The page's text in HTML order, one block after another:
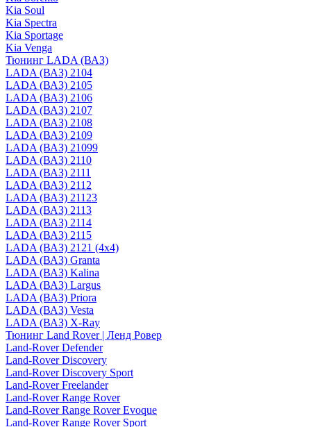
Kia Soul
Kia Spectra
Kia Sportage
Kia Venga
Тюнинг LADA (ВАЗ)
LADA (ВАЗ) 2104
LADA (ВАЗ) 2105
LADA (ВАЗ) 2106
LADA (ВАЗ) 2107
LADA (ВАЗ) 2108
LADA (ВАЗ) 2109
LADA (ВАЗ) 21099
LADA (ВАЗ) 2110
LADA (ВАЗ) 2111
LADA (ВАЗ) 2112
LADA (ВАЗ) 21123
LADA (ВАЗ) 2113
LADA (ВАЗ) 2114
LADA (ВАЗ) 2115
LADA (ВАЗ) 2121 (4x4)
LADA (ВАЗ) Granta
LADA (ВАЗ) Kalina
LADA (ВАЗ) Largus
LADA (ВАЗ) Priora
LADA (ВАЗ) Vesta
LADA (ВАЗ) X-Ray
Тюнинг Land Rover | Ленд Ровер
Land-Rover Defender
Land-Rover Discovery
Land-Rover Discovery Sport
Land-Rover Freelander
Land-Rover Range Rover
Land-Rover Range Rover Evoque
Land-Rover Range Rover Sport